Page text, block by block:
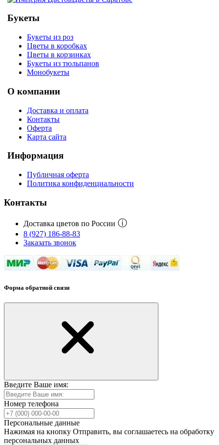
Букеты
Букеты из роз
Цветы в коробках
Цветы в корзинках
Букеты из тюльпанов
Монобукеты
О компании
Доставка и оплата
Контакты
Оферта
Карта сайта
Информация
Публичная оферта
Политика конфиденциальности
Контакты
Доставка цветов по России ⓘ
8 (927) 186-88-83
Заказать звонок
Форма обратной связи
Введите Ваше имя:
Номер телефона
Персональные данные
Нажимая на кнопку Отправить, вы соглашаетесь на обработку
персональных данных